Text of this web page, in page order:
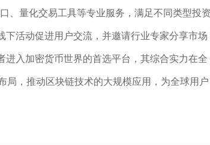
、量化交易工具等专业服务，满足不同类型投资
活动促进用户交流，并邀请行业专家分享市场
入加密货币世界的首选平台，其综合实力在全
，推动区块链技术的大规模应用，为全球用户